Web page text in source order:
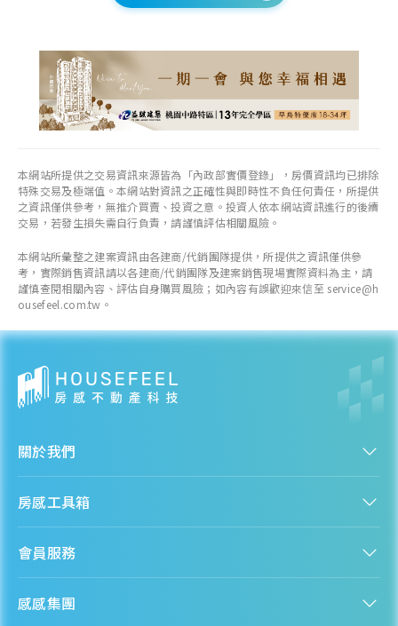
30.28萬元/坪
+ 0.52%
各季房價趨勢
外埔區
近一年成交單價
32.94萬元/坪
+ 12.83%
本網站所提供之交易資訊來源皆為「內政部實價登錄」，房價資訊均已排除
特殊交易及極端值。本網站對資訊之正確性與即時性不負任何責任，所提供
之資訊僅供參考，無推介買賣、投資之意。投資人依本網站資訊進行的後續
交易，若發生損失需自行負責，請謹慎評估相關風險。
本網站所彙整之建案資訊由各建商/代銷團隊提供，所提供之資訊僅供參
考，實際銷售資訊請以各建商/代銷團隊及建案銷售現場實際資料為主，請
謹慎查閱相關內容、評估自身購買風險；如內容有誤歡迎來信至 service@h
ousefeel.com.tw。
關於我們
人才招募
隱私政策
資訊安全政策
聯絡我們
房感工具箱
購屋能力試算
熱門區域分析
會員服務
會員專區
感感集團